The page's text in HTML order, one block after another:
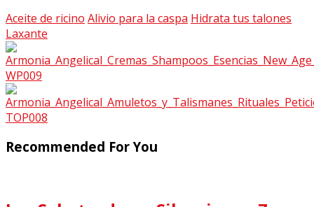
Aceite de ricino Alivio para la caspa Hidrata tus talones
Laxante
Recommended For You